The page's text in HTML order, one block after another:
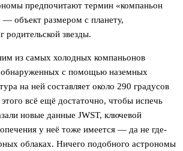
предпочитают термин «компаньон
объект размером с планету,
звезды.
из самых холодных компаньонов
обнаруженных с помощью наземных
на ней составляет около 290 градусов
всё ещё достаточно, чтобы испечь
новые данные JWST, ключевой
у неё тоже имеется — да не где-
облаках. Ничего подобного астрономы